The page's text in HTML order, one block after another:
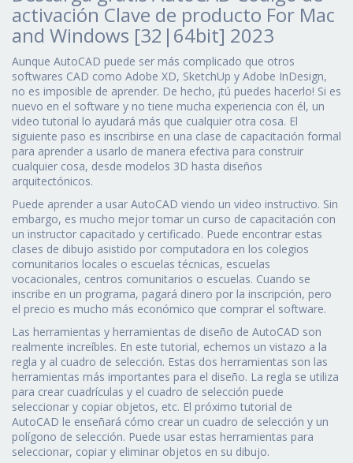
activación Clave de producto For Mac
and Windows [32|64bit] 2023
Aunque AutoCAD puede ser más complicado que otros
softwares CAD como Adobe XD, SketchUp y Adobe InDesign,
no es imposible de aprender. De hecho, ¡tú puedes hacerlo! Si es
nuevo en el software y no tiene mucha experiencia con él, un
video tutorial lo ayudará más que cualquier otra cosa. El
siguiente paso es inscribirse en una clase de capacitación formal
para aprender a usarlo de manera efectiva para construir
cualquier cosa, desde modelos 3D hasta diseños
arquitectónicos.
Puede aprender a usar AutoCAD viendo un video instructivo. Sin
embargo, es mucho mejor tomar un curso de capacitación con
un instructor capacitado y certificado. Puede encontrar estas
clases de dibujo asistido por computadora en los colegios
comunitarios locales o escuelas técnicas, escuelas
vocacionales, centros comunitarios o escuelas. Cuando se
inscribe en un programa, pagará dinero por la inscripción, pero
el precio es mucho más económico que comprar el software.
Las herramientas y herramientas de diseño de AutoCAD son
realmente increíbles. En este tutorial, echemos un vistazo a la
regla y al cuadro de selección. Estas dos herramientas son las
herramientas más importantes para el diseño. La regla se utiliza
para crear cuadrículas y el cuadro de selección puede
seleccionar y copiar objetos, etc. El próximo tutorial de
AutoCAD le enseñará cómo crear un cuadro de selección y un
polígono de selección. Puede usar estas herramientas para
seleccionar, copiar y eliminar objetos en su dibujo.